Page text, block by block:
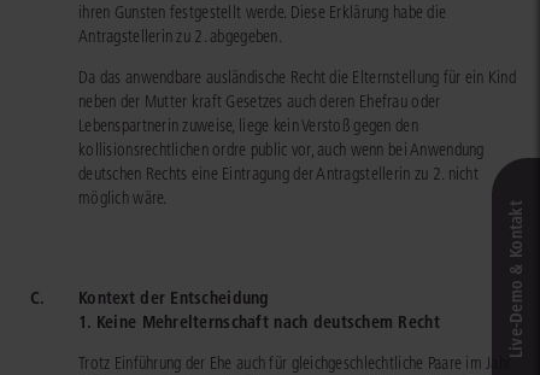
ihren Gunsten festgestellt werde. Diese Erklärung habe die
Antragstellerin zu 2. abgegeben.
Da das anwendbare ausländische Recht die Elternstellung für ein Kind
neben der Mutter kraft Gesetzes auch deren Ehefrau oder
Lebenspartnerin zuweise, liege kein Verstoß gegen den
kollisionsrechtlichen ordre public vor, auch wenn bei Anwendung
deutschen Rechts eine Eintragung der Antragstellerin zu 2. nicht
möglich wäre.
C.
Kontext der Entscheidung
1. Keine Mehrelternschaft nach deutschem Recht
Trotz Einführung der Ehe auch für gleichgeschlechtliche Paare im Jahr
Live‑Demo & Kontakt